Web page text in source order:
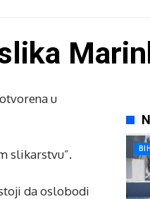
u
slikarstvu”.
da oslobodi
BIH